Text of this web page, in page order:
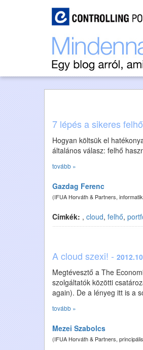
7 lépés a sikeres
Hogyan költsük el
általános válasz: felhő
tovább »
Gazdag Ferenc
(IFUA Horváth & Partners,
Címkék: , cloud, felhő,
A cloud szexi! -
Megtévesztő a The
szolgáltatók közötti
again). De a lényeg itt is a
tovább »
Mezei Szabolcs
(IFUA Horváth & Partners,